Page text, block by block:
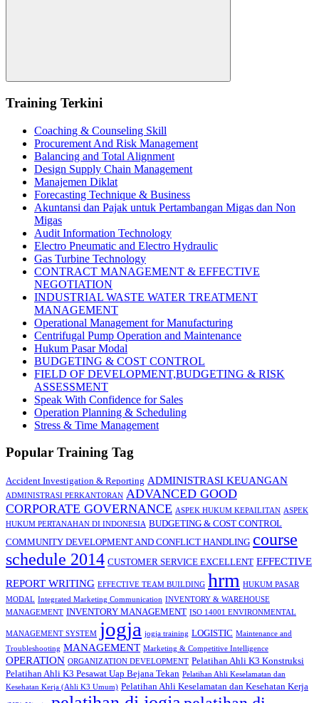
Search
Training Terkini
Coaching & Counseling Skill
Procurement And Risk Management
Balancing and Total Alignment
Design Supply Chain Management
Manajemen Diklat
Forecasting Technique & Business
Akuntansi dan Pajak untuk Pertambangan Migas dan Non
Migas
Audit Information Technology
Electro Pneumatic and Electro Hydraulic
Gas Turbine Technology
CONTRACT MANAGEMENT & EFFECTIVE
NEGOTIATION
INDUSTRIAL WASTE WATER TREATMENT
MANAGEMENT
Operational Management for Manufacturing
Centrifugal Pump Operation and Maintenance
Hukum Pasar Modal
BUDGETING & COST CONTROL
FIELD OF DEVELOPMENT,BUDGETING & RISK
ASSESSMENT
Speak With Confidence for Sales
Operation Planning & Scheduling
Stress & Time Management
Popular Training Tag
Accident Investigation & Reporting ADMINISTRASI KEUANGAN
ADMINISTRASI PERKANTORAN ADVANCED GOOD
CORPORATE GOVERNANCE ASPEK HUKUM KEPAILITAN ASPEK
HUKUM PERTANAHAN DI INDONESIA BUDGETING & COST CONTROL
COMMUNITY DEVELOPMENT AND CONFLICT HANDLING course
schedule 2014 CUSTOMER SERVICE EXCELLENT EFFECTIVE
REPORT WRITING EFFECTIVE TEAM BUILDING hrm HUKUM PASAR
MODAL Integrated Marketing Communication INVENTORY & WAREHOUSE
MANAGEMENT INVENTORY MANAGEMENT ISO 14001 ENVIRONMENTAL
MANAGEMENT SYSTEM jogja jogja training LOGISTIC Maintenance and
Troubleshooting MANAGEMENT Marketing & Competitive Intelligence
OPERATION ORGANIZATION DEVELOPMENT Pelatihan Ahli K3 Konstruksi
Pelatihan Ahli K3 Pesawat Uap Bejana Tekan Pelatihan Ahli Keselamatan dan
Kesehatan Kerja (Ahli K3 Umum) Pelatihan Ahli Keselamatan dan Kesehatan Kerja